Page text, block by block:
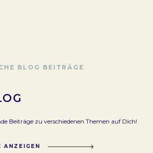
BLOG BEITRÄGE
Beiträge zu verschiedenen Themen auf Dich!
ANZEIGEN